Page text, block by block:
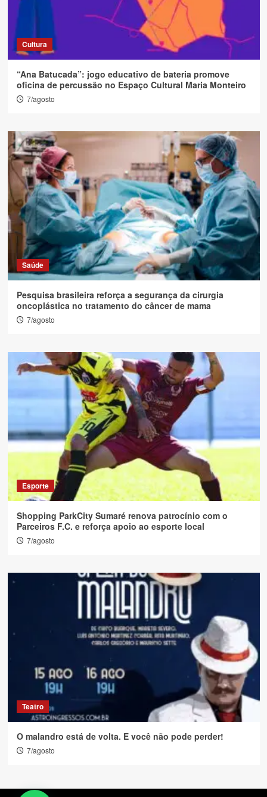
Cultura
“Ana Batucada”: jogo educativo de bateria promove
oficina de percussão no Espaço Cultural Maria Monteiro
7/agosto
Saúde
Pesquisa brasileira reforça a segurança da cirurgia
oncoplástica no tratamento do câncer de mama
7/agosto
Esporte
Shopping ParkCity Sumaré renova patrocínio com o
Parceiros F.C. e reforça apoio ao esporte local
7/agosto
Teatro
O malandro está de volta. E você não pode perder!
7/agosto